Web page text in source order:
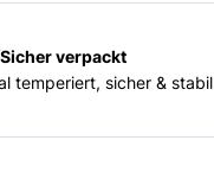
verpackt
temperiert, sicher & stabil